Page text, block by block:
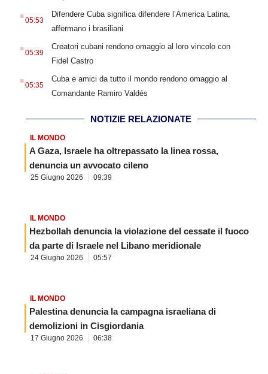
. 05:53
Difendere Cuba significa difendere l’America Latina,
affermano i brasiliani
. 05:39
Creatori cubani rendono omaggio al loro vincolo con
Fidel Castro
. 05:35
Cuba e amici da tutto il mondo rendono omaggio al
Comandante Ramiro Valdés
NOTIZIE RELAZIONATE
IL MONDO
A Gaza, Israele ha oltrepassato la linea rossa,
denuncia un avvocato cileno
25 Giugno 2026 09:39
IL MONDO
Hezbollah denuncia la violazione del cessate il fuoco
da parte di Israele nel Libano meridionale
24 Giugno 2026 05:57
IL MONDO
Palestina denuncia la campagna israeliana di
demolizioni in Cisgiordania
17 Giugno 2026 06:38